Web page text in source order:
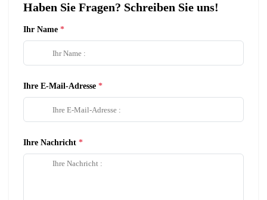
Haben Sie Fragen? Schreiben Sie uns!
Ihr Name
Ihre E-Mail-Adresse
Ihre Nachricht